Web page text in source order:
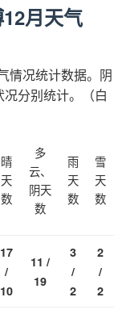
月天气
情况统计数据。阴
分别统计。（白
晴
天
数
多
云、
阴天
数
雨
天
数
雪
天
数
17
/
10
11 /
19
3
/
2
2
/
2